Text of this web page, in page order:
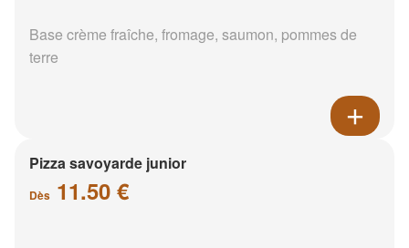
Base crème fraîche, fromage, saumon, pommes de
terre
Pizza savoyarde junior
Dès 11.50 €